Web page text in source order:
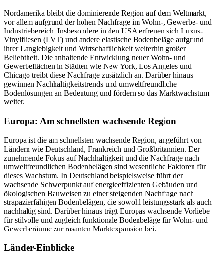
Nordamerika bleibt die dominierende Region auf dem Weltmarkt,
vor allem aufgrund der hohen Nachfrage im Wohn-, Gewerbe- und
Industriebereich. Insbesondere in den USA erfreuen sich Luxus-
Vinylfliesen (LVT) und andere elastische Bodenbeläge aufgrund
ihrer Langlebigkeit und Wirtschaftlichkeit weiterhin großer
Beliebtheit. Die anhaltende Entwicklung neuer Wohn- und
Gewerbeflächen in Städten wie New York, Los Angeles und
Chicago treibt diese Nachfrage zusätzlich an. Darüber hinaus
gewinnen Nachhaltigkeitstrends und umweltfreundliche
Bodenlösungen an Bedeutung und fördern so das Marktwachstum
weiter.
Europa: Am schnellsten wachsende Region
Europa ist die am schnellsten wachsende Region, angeführt von
Ländern wie Deutschland, Frankreich und Großbritannien. Der
zunehmende Fokus auf Nachhaltigkeit und die Nachfrage nach
umweltfreundlichen Bodenbelägen sind wesentliche Faktoren für
dieses Wachstum. In Deutschland beispielsweise führt der
wachsende Schwerpunkt auf energieeffizienten Gebäuden und
ökologischen Bauweisen zu einer steigenden Nachfrage nach
strapazierfähigen Bodenbelägen, die sowohl leistungsstark als auch
nachhaltig sind. Darüber hinaus trägt Europas wachsende Vorliebe
für stilvolle und zugleich funktionale Bodenbeläge für Wohn- und
Gewerberäume zur rasanten Marktexpansion bei.
Länder-Einblicke